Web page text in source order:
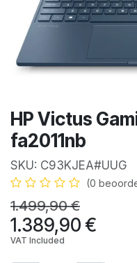
HP Victus
fa2011nb
SKU: C93KJEA#UUG
(0
1.499,90€
1.389,90€
VAT Included